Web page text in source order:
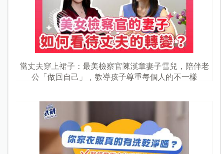
當丈夫穿上裙子：最美檢察官陳漢章妻子雪兒，陪伴老
公「做回自己」，教導孩子尊重每個人的不一樣